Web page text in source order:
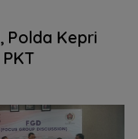
Polda Kepri